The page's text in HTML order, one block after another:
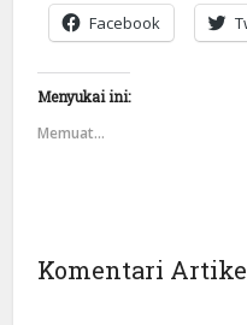
Facebook
Menyukai ini:
Memuat...
Komentari